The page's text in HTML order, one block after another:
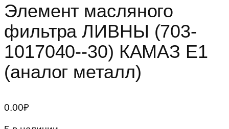
Элемент масляного
фильтра ЛИВНЫ (703-
1017040--30) КАМАЗ Е1
(аналог металл)
0.00₽